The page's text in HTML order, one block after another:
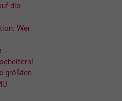
die
Wer
größten